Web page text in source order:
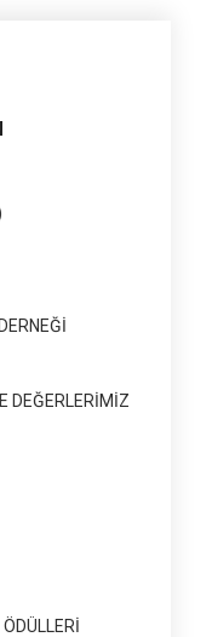
DEĞERLERİMİZ